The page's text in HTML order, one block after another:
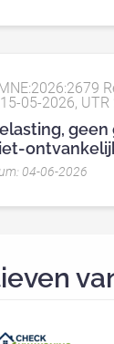
05-2026,
geen
04-06-2026